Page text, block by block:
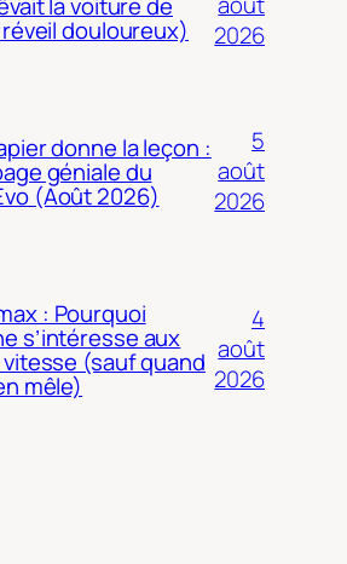
douloureux)
2026
donne la leçon :
géniale du
(Août 2026)
5
août
2026
: Pourquoi
s’intéresse aux
(sauf quand
mêle)
4
août
2026